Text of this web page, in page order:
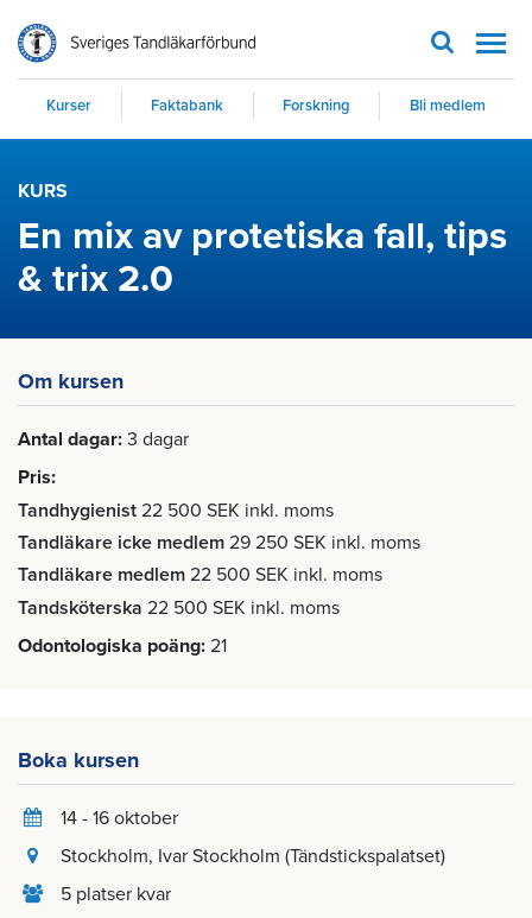
Kurser Faktabank Forskning Bli medlem
KURS
En mix av protetiska fall, tips
& trix 2.0
Om kursen
Antal dagar 3 dagar
Pris
Tandhygienist 22 500 SEK inkl. moms
Tandläkare icke medlem 29 250 SEK inkl. moms
Tandläkare medlem 22 500 SEK inkl. moms
Tandsköterska 22 500 SEK inkl. moms
Odontologiska poäng 21
Boka kursen
14 - 16 oktober
Stockholm, Ivar Stockholm (Tändstickspalatset)
5 platser kvar